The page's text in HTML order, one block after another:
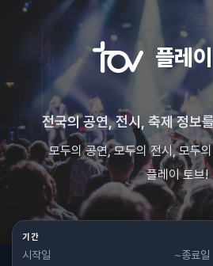
플레
전국의 공연, 전시, 축제 정보
모두의 공연, 모두의 전시, 모두
플레이 토브!
기간
~